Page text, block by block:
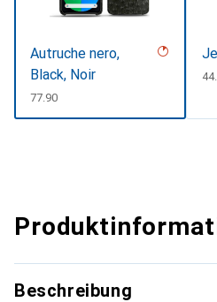
Autruche nero,
Black, Noir
CHF
77.90
Beschreibung